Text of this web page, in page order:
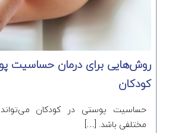
روش‌هایی برای درمان حساسیت
کودکان
حساسیت پوستی در کودکان
مختلفی باشد. […]